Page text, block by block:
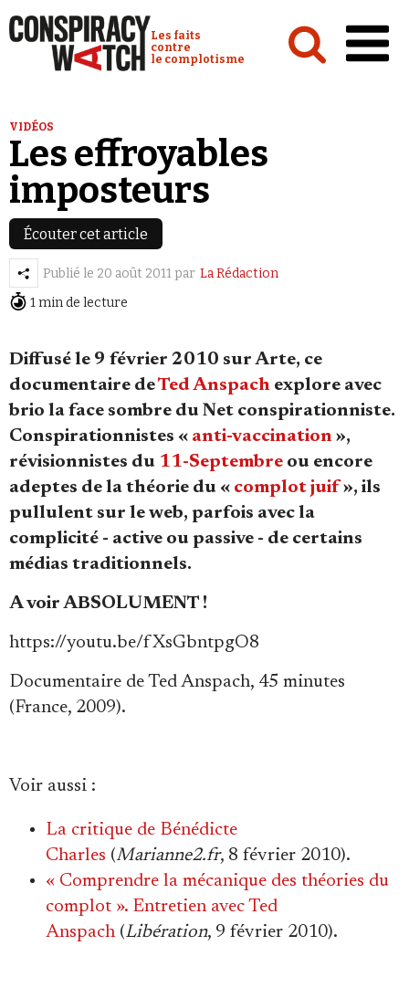
Conspiracy Watch :
Les faits
contre
le complotisme
Analyses
Conspipédia
Vidéos
Émissions
Faire un don
Demander à Vera
Se connecter
VIDÉOS
Les effroyables
imposteurs
Écouter cet article
Publié le 20 août 2011 par La Rédaction
1 min de lecture
Diffusé le 9 février 2010 sur Arte, ce
documentaire deTed Anspach explore avec
brio la face sombre du Net conspirationniste.
Conspirationnistes « anti-vaccination »,
révisionnistes du 11-Septembre ou encore
adeptes de la théorie du « complot juif», ils
pullulent sur le web, parfois avec la
complicité - active ou passive - de certains
médias traditionnels.
A voir ABSOLUMENT !
https://youtu.be/fXsGbntpgO8
Documentaire de Ted Anspach, 45 minutes
(France, 2009).
Voir aussi :
La critique de Bénédicte
Charles (Marianne2.fr, 8 février 2010).
« Comprendre la mécanique des théories du
complot ». Entretien avec Ted
Anspach(Libération, 9 février 2010).